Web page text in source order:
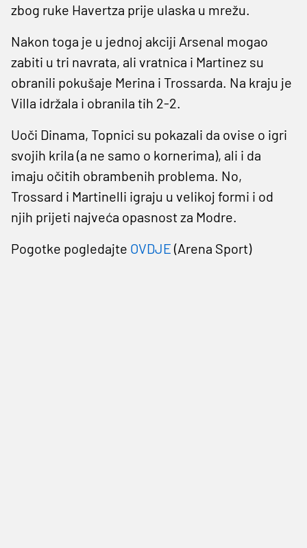
zbog ruke Havertza prije ulaska u mrežu.
Nakon toga je u jednoj akciji Arsenal mogao
zabiti u tri navrata, ali vratnica i Martinez su
obranili pokušaje Merina i Trossarda. Na kraju je
Villa idržala i obranila tih 2-2.
Uoči Dinama, Topnici su pokazali da ovise o igri
svojih krila (a ne samo o kornerima), ali i da
imaju očitih obrambenih problema. No,
Trossard i Martinelli igraju u velikoj formi i od
njih prijeti najveća opasnost za Modre.
Pogotke pogledajte OVDJE (Arena Sport)